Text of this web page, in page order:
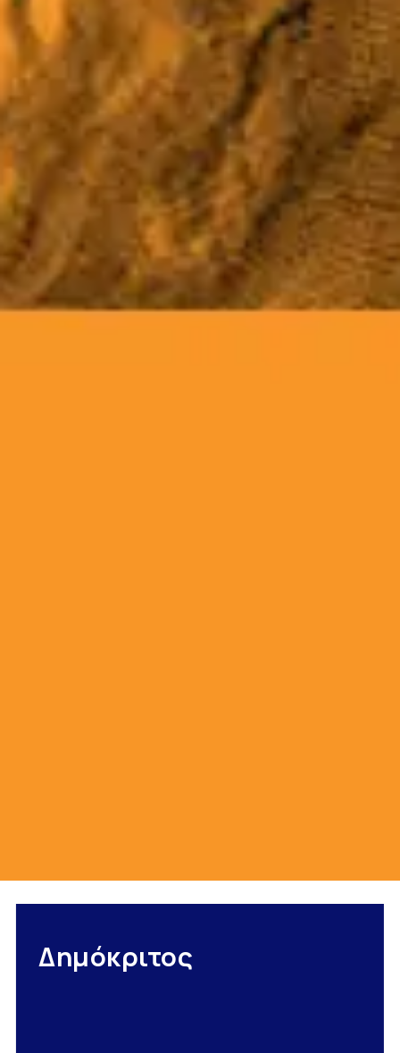
Δημόκριτος